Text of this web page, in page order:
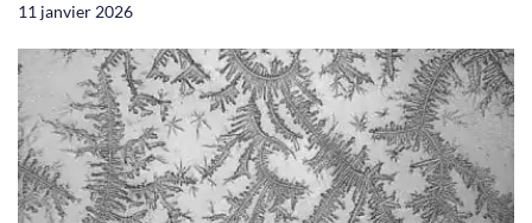
11 janvier 2026